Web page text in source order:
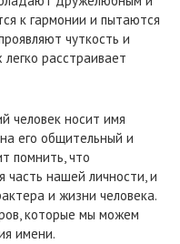
к гармонии и пытаются
чуткость и
расстраивает
человек носит имя
его общительный и
помнить, что
часть нашей личности, и
и жизни человека.
которые мы можем
имени.